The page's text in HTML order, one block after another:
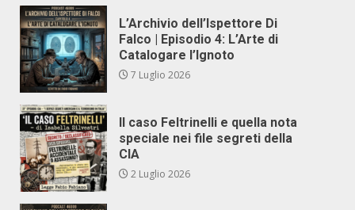
L’Archivio dell’Ispettore Di
Falco | Episodio 4: L’Arte di
Catalogare l’Ignoto
7 Luglio 2026
Il caso Feltrinelli e quella nota
speciale nei file segreti della
CIA
2 Luglio 2026